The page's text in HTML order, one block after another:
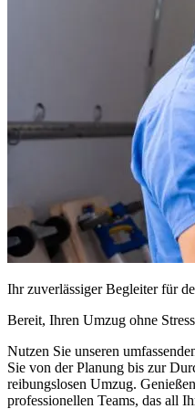
Ihr zuverlässiger Begleiter für
Bereit, Ihren Umzug ohne
Nutzen Sie unseren
Sie von der Planung bis zur
reibungslosen Umzug.
professionellen Teams, das all